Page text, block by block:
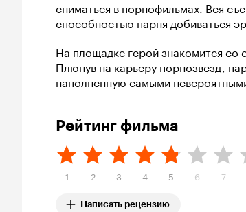
сниматься в порнофильмах. Вся
способностью парня добиваться
На площадке герой знакомится
Плюнув на карьеру порнозвезд,
наполненную самыми
Рейтинг фильма
1 2 3 4 5 6 7
Написать рецензию